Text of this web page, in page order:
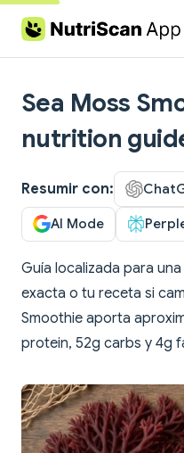
Skip to content
Sea Moss
nutrition
Resumir con:
AI Mode
Guía localizada para
exacta o tu receta si
Smoothie aporta
protein, 52g carbs y 4g